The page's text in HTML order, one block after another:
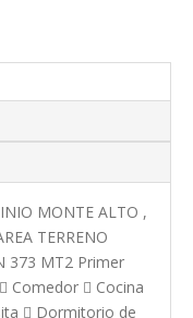
MONTE ALTO ,
TERRENO
373 MT2 Primer
Comedor  Cocina
 Dormitorio de